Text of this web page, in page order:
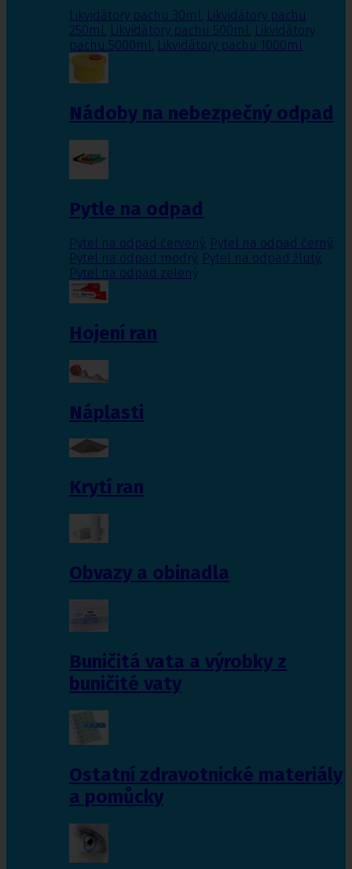
Likvidátory pachu 30ml, Likvidátory pachu
250ml, Likvidátory pachu 500ml, Likvidátory
pachu 5000ml, Likvidátory pachu 1000ml
Nádoby na nebezpečný odpad
Pytle na odpad
Pytel na odpad červený, Pytel na odpad černý,
Pytel na odpad modrý, Pytel na odpad žlutý,
Pytel na odpad zelený
Hojení ran
Náplasti
Krytí ran
Obvazy a obinadla
Buničitá vata a výrobky z
buničité vaty
Ostatní zdravotnické materiály
a pomůcky